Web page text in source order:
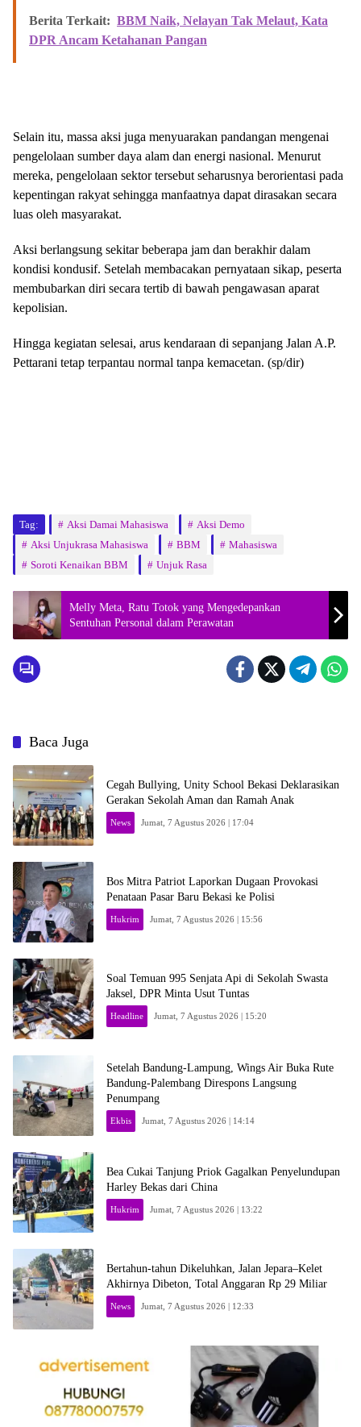
Berita Terkait: BBM Naik, Nelayan Tak Melaut, Kata
DPR Ancam Ketahanan Pangan
Selain itu, massa aksi juga menyuarakan pandangan mengenai
pengelolaan sumber daya alam dan energi nasional. Menurut
mereka, pengelolaan sektor tersebut seharusnya berorientasi pada
kepentingan rakyat sehingga manfaatnya dapat dirasakan secara
luas oleh masyarakat.
Aksi berlangsung sekitar beberapa jam dan berakhir dalam
kondisi kondusif. Setelah membacakan pernyataan sikap, peserta
membubarkan diri secara tertib di bawah pengawasan aparat
kepolisian.
Hingga kegiatan selesai, arus kendaraan di sepanjang Jalan A.P.
Pettarani tetap terpantau normal tanpa kemacetan. (sp/dir)
Tag: Aksi Damai Mahasiswa
Aksi Demo
Aksi Unjukrasa Mahasiswa
BBM
Mahasiswa
Soroti Kenaikan BBM
Unjuk Rasa
Melly Meta, Ratu Totok yang Mengedepankan
Sentuhan Personal dalam Perawatan
Baca Juga
Cegah Bullying, Unity School Bekasi Deklarasikan
Gerakan Sekolah Aman dan Ramah Anak
News Jumat, 7 Agustus 2026 | 17:04
Bos Mitra Patriot Laporkan Dugaan Provokasi
Penataan Pasar Baru Bekasi ke Polisi
Hukrim Jumat, 7 Agustus 2026 | 15:56
Soal Temuan 995 Senjata Api di Sekolah Swasta
Jaksel, DPR Minta Usut Tuntas
Headline Jumat, 7 Agustus 2026 | 15:20
Setelah Bandung-Lampung, Wings Air Buka Rute
Bandung-Palembang Direspons Langsung
Penumpang
Ekbis Jumat, 7 Agustus 2026 | 14:14
Bea Cukai Tanjung Priok Gagalkan Penyelundupan
Harley Bekas dari China
Hukrim Jumat, 7 Agustus 2026 | 13:22
Bertahun-tahun Dikeluhkan, Jalan Jepara–Kelet
Akhirnya Dibeton, Total Anggaran Rp 29 Miliar
News Jumat, 7 Agustus 2026 | 12:33